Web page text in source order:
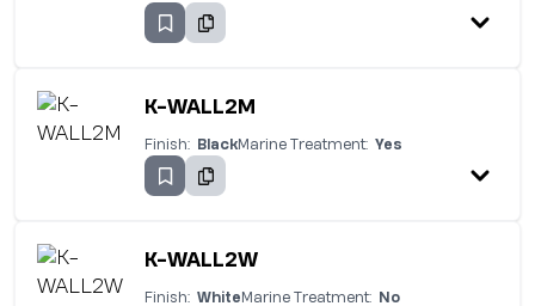
K-WALL2M
Finish: BlackMarine Treatment: Yes
K-WALL2W
Finish: White Marine Treatment: No